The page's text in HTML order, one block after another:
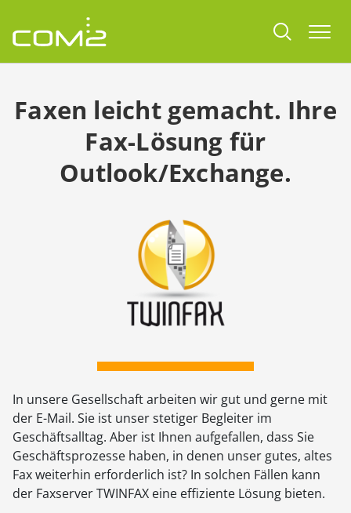
Faxen leicht gemacht. Ihre
Fax-Lösung für
Outlook/Exchange.
In unsere Gesellschaft arbeiten wir gut und gerne mit
der E-Mail. Sie ist unser stetiger Begleiter im
Geschäftsalltag. Aber ist Ihnen aufgefallen, dass Sie
Geschäftsprozesse haben, in denen unser gutes, altes
Fax weiterhin erforderlich ist? In solchen Fällen kann
der Faxserver TWINFAX eine effiziente Lösung bieten.